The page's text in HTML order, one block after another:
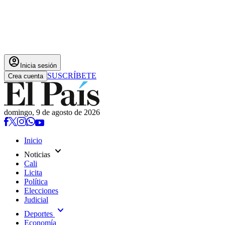
account_circle Inicia sesión
Crea cuenta SUSCRÍBETE
domingo, 9 de agosto de 2026
Inicio
Noticias expand_more
Cali
Licita
Política
Elecciones
Judicial
Deportes expand_more
Economía